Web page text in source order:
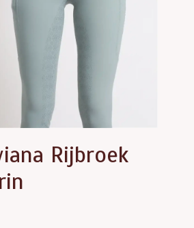
Rijbroek